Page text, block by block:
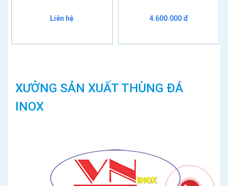
Liên hệ 4.600.000 đ
XƯỞNG SẢN XUẤT THÙNG ĐÁ
INOX